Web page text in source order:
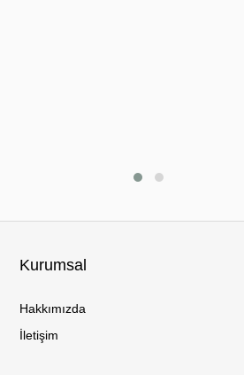
Kurumsal
Hakkımızda
İletişim